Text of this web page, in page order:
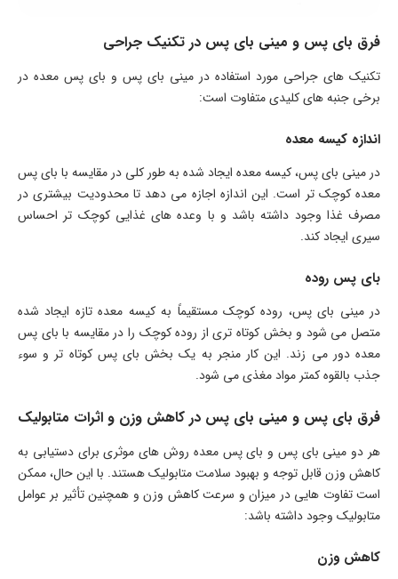
فرق بای پس و مینی بای پس در تکنیک جراحی
تکنیک های جراحی مورد استفاده در مینی بای پس و بای پس معده در
برخی جنبه های کلیدی متفاوت است:
اندازه کیسه معده
در مینی بای پس، کیسه معده ایجاد شده به طور کلی در مقایسه با بای پس
معده کوچک تر است. این اندازه اجازه می دهد تا محدودیت بیشتری در
مصرف غذا وجود داشته باشد و با وعده های غذایی کوچک تر احساس
سیری ایجاد کند.
بای پس روده
در مینی بای پس، روده کوچک مستقیماً به کیسه معده تازه ایجاد شده
متصل می شود و بخش کوتاه تری از روده کوچک را در مقایسه با بای پس
معده دور می زند. این کار منجر به یک بخش بای پس کوتاه تر و سوء
جذب بالقوه کمتر مواد مغذی می شود.
فرق بای پس و مینی بای پس در کاهش وزن و اثرات متابولیک
هر دو مینی بای پس و بای پس معده روش های موثری برای دستیابی به
کاهش وزن قابل توجه و بهبود سلامت متابولیک هستند. با این حال، ممکن
است تفاوت هایی در میزان و سرعت کاهش وزن و همچنین تأثیر بر عوامل
متابولیک وجود داشته باشد:
کاهش وزن